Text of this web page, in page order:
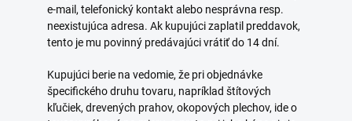
e-mail, telefonický kontakt alebo nesprávna resp.
neexistujúca adresa. Ak kupujúci zaplatil preddavok,
tento je mu povinný predávajúci vrátiť do 14 dní.
Kupujúci berie na vedomie, že pri objednávke
špecifického druhu tovaru, napríklad štítových
kľučiek, drevených prahov, okopových plechov, ide o